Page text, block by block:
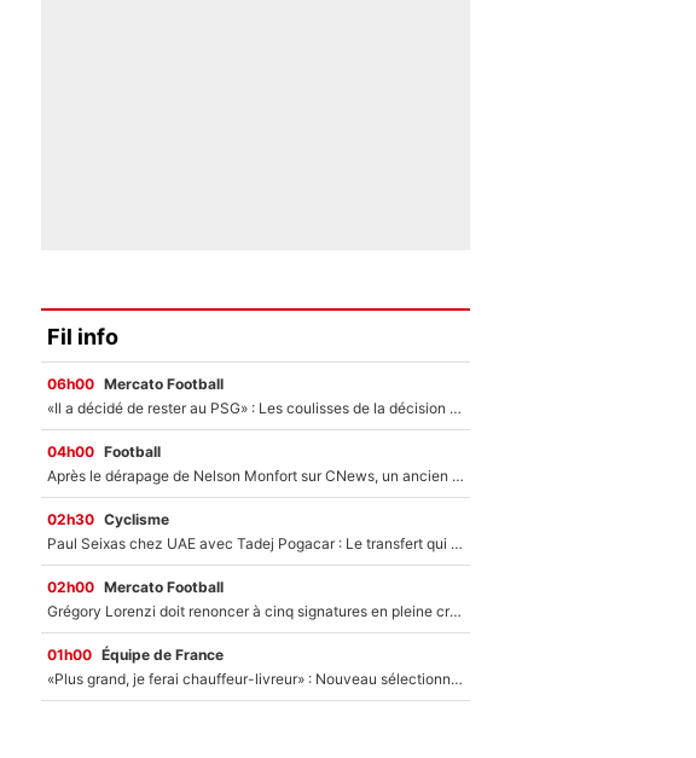
Fil info
06h00 Mercato Football
«Il a décidé de rester au PSG» : Les coulisses de la décision de Lucas Chevalier pour son transfert
04h00 Football
Après le dérapage de Nelson Monfort sur CNews, un ancien journaliste de France Télévisions relance la polémique sur les incendies en Gironde
02h30 Cyclisme
Paul Seixas chez UAE avec Tadej Pogacar : Le transfert qui effraie le peloton, «c’est la pire des choses qui puisse arriver»
02h00 Mercato Football
Grégory Lorenzi doit renoncer à cinq signatures en pleine crise financière : L’IA propose sept noms à l’OM pour un mercato réussi... à seulement 5M€ !
01h00 Équipe de France
«Plus grand, je ferai chauffeur-livreur» : Nouveau sélectionneur des Bleus, Zinédine Zidane s’était imaginé un avenir très différent lorsqu'il était enfant